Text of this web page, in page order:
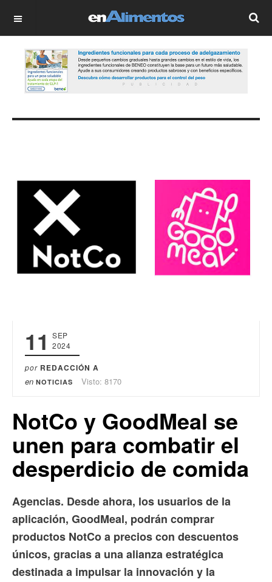
OFF CANVAS
11
SEP
2024
por REDACCIÓN A
en NOTICIAS Visto: 8170
NotCo y GoodMeal se
unen para combatir el
desperdicio de comida
Agencias. Desde ahora, los usuarios de la
aplicación, GoodMeal, podrán comprar
productos NotCo a precios con descuentos
únicos, gracias a una alianza estratégica
destinada a impulsar la innovación y la